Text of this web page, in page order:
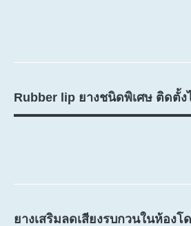
Rubber lip ยางชนิดพิเศษ ติดตั้
ยางเสริมลดเสียงรบกวนในห้องโ